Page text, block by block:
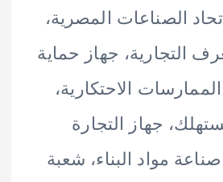
المصرية،
جهاز حماية
الاحتكارية،
التجارة
البناء، شعبة